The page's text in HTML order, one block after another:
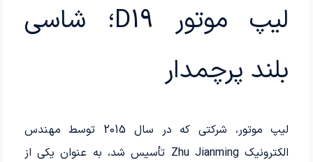
لیپ موتور D19؛ شاسی
بلند پرچمدار
لیپ موتور، شرکتی که در سال 2015 توسط مهندس
الکترونیک Zhu Jianming تأسیس شد، به عنوان یکی از